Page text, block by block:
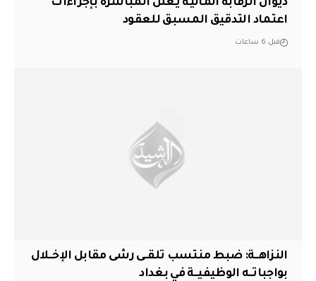
ديوان الرقابة المالية يعلن المباشرة بإجراءات
اعتماد التدقيق المسبق للعقود
قبل 6 ساعات
النزاهــة: ضبط منتسب تلقــى رشى مقابل الإخــلال
بواجباتــه الوظيفيــة في بغداد